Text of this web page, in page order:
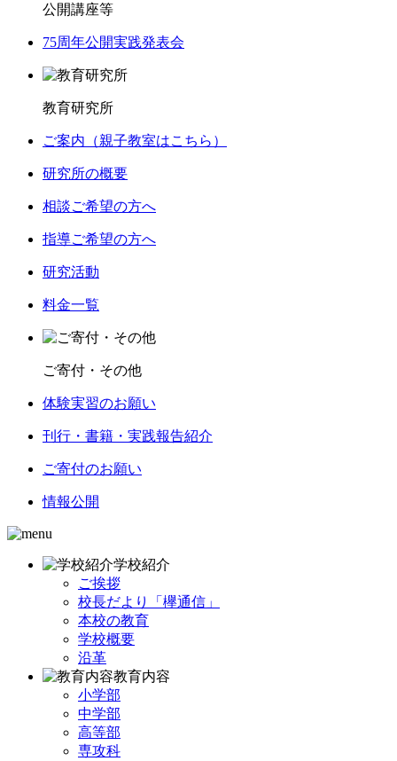
公開講座等
75周年公開実践発表会
教育研究所
ご案内（親子教室はこちら）
研究所の概要
相談ご希望の方へ
指導ご希望の方へ
研究活動
料金一覧
ご寄付・その他
体験実習のお願い
刊行・書籍・実践報告紹介
ご寄付のお願い
情報公開
学校紹介
ご挨拶
校長だより「欅通信」
本校の教育
学校概要
沿革
教育内容
小学部
中学部
高等部
専攻科